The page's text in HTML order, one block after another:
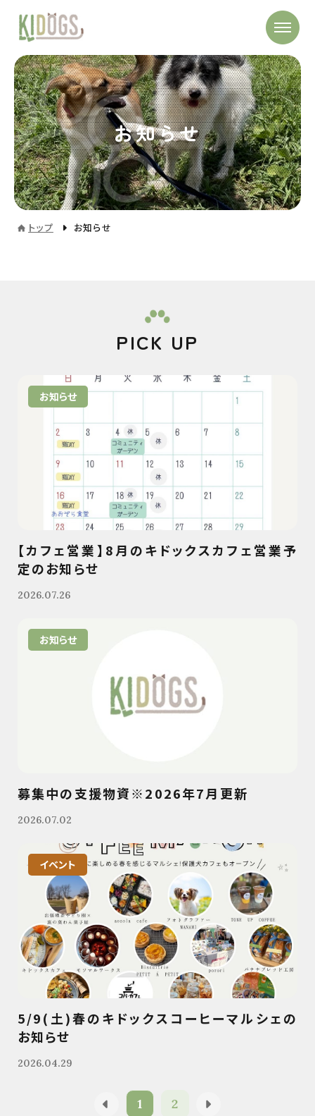
お知らせ
トップ お知らせ
PICK UP
お知らせ
【カフェ営業】8月のキドックスカフェ営業予
定のお知らせ
2026.07.26
お知らせ
募集中の支援物資※2026年7月更新
2026.07.02
イベント
5/9(土)春のキドックスコーヒーマルシェの
お知らせ
2026.04.29
1 2